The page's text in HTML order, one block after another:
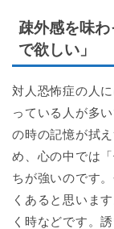
疎外感を味
で欲しい」
対人恐怖症の人
っている人が多
の時の記憶が拭
め、心の中では
ちが強いのです
くあると思いま
く時などです。